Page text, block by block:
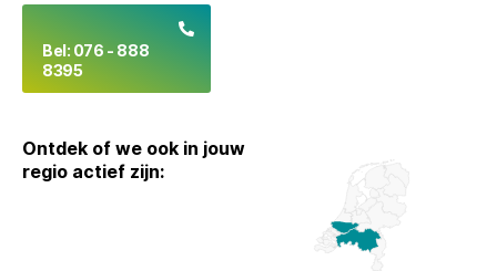
Bel: 076 - 888
8395
Ontdek of we ook in jouw
regio actief zijn: